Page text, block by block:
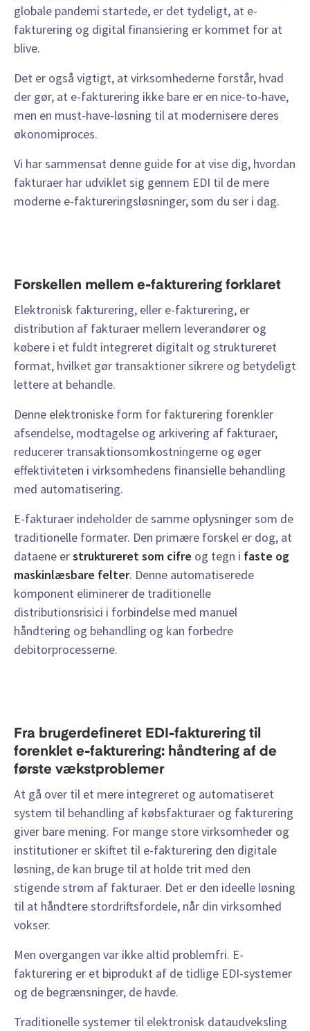
globale pandemi startede, er det tydeligt, at e-
fakturering og digital finansiering er kommet for at
blive.
Det er også vigtigt, at virksomhederne forstår, hvad
der gør, at e-fakturering ikke bare er en nice-to-have,
men en must-have-løsning til at modernisere deres
økonomiproces.
Vi har sammensat denne guide for at vise dig, hvordan
fakturaer har udviklet sig gennem EDI til de mere
moderne e-faktureringsløsninger, som du ser i dag.
Forskellen mellem e-fakturering forklaret
Elektronisk fakturering, eller e-fakturering, er
distribution af fakturaer mellem leverandører og
købere i et fuldt integreret digitalt og struktureret
format, hvilket gør transaktioner sikrere og betydeligt
lettere at behandle.
Denne elektroniske form for fakturering forenkler
afsendelse, modtagelse og arkivering af fakturaer,
reducerer transaktionsomkostningerne og øger
effektiviteten i virksomhedens finansielle behandling
med automatisering.
E-fakturaer indeholder de samme oplysninger som de
traditionelle formater. Den primære forskel er dog, at
dataene erstruktureret som cifre og tegn i faste og
maskinlæsbare felter. Denne automatiserede
komponent eliminerer de traditionelle
distributionsrisici i forbindelse med manuel
håndtering og behandling og kan forbedre
debitorprocesserne.
Fra brugerdefineret EDI-fakturering til
forenklet e-fakturering: håndtering af de
første vækstproblemer
At gå over til et mere integreret og automatiseret
system til behandling af købsfakturaer og fakturering
giver bare mening. For mange store virksomheder og
institutioner er skiftet til e-fakturering den digitale
løsning, de kan bruge til at holde trit med den
stigende strøm af fakturaer. Det er den ideelle løsning
til at håndtere stordriftsfordele, når din virksomhed
vokser.
Men overgangen var ikke altid problemfri. E-
fakturering er et biprodukt af de tidlige EDI-systemer
og de begrænsninger, de havde.
Traditionelle systemer til elektronisk dataudveksling